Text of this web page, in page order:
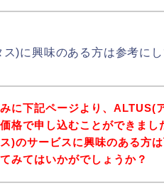
)に興味のある方は参考に
に下記ページより、ALTUS(
格で申し込むことができま
)のサービスに興味のある方
みてはいかがでしょうか？